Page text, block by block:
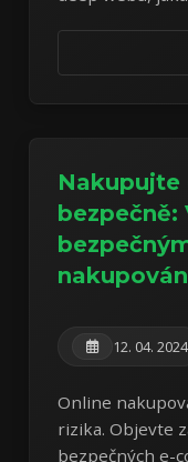
Nakupujte
bezpečně:
12. 04. 2024
Online
rizika. Objevte
bezpečných e-